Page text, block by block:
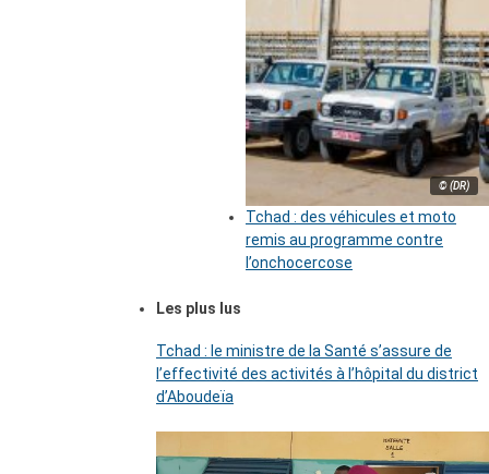
© (DR)
Tchad : des véhicules et moto
remis au programme contre
l’onchocercose
Les plus lus
Tchad : le ministre de la Santé s’assure de
l’effectivité des activités à l’hôpital du district
d’Aboudeïa